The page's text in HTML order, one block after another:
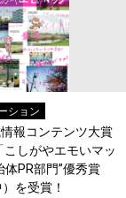
ション
情報コンテンツ大賞
しがやエモいマッ
体PR部門”優秀賞
を受賞！